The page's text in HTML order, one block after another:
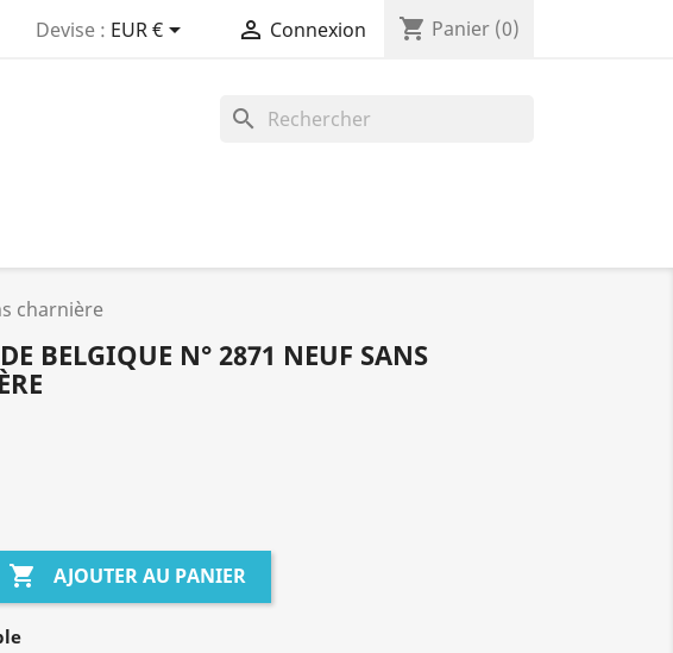
Devise : EUR €  Connexion shopping_cart Panier (0)
search
charnière
BELGIQUE N° 2871 NEUF SANS
 AJOUTER AU PANIER